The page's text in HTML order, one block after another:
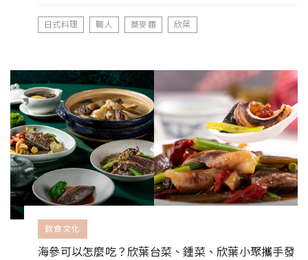
日式料理 職人 蕎麥麵 欣葉
飲食文化
海參可以怎麼吃？欣葉台菜、鍾菜、欣葉小聚攜手發